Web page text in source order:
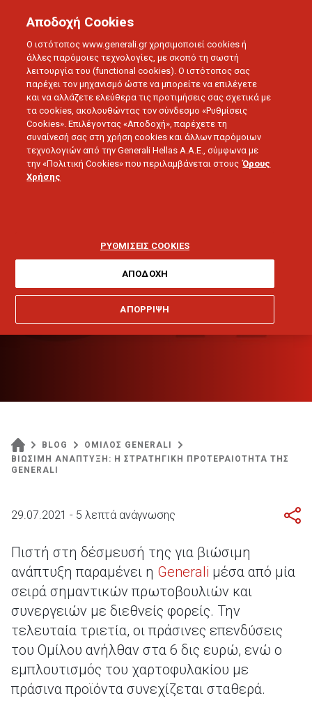
ΟΜΙΛΟΣ GENERALI
Βιώσιμη ανάπτυξη: Η
προτεραιότητα της
Generali
BLOG
ΟΜΙΛΟΣ GENERALI
ΒΙΩΣΙΜΗ ΑΝΑΠΤΥΞΗ: Η ΣΤΡΑΤΗΓΙΚΗ ΠΡΟΤΕΡΑΙΟΤΗΤΑ ΤΗΣ
GENERALI
29.07.2021 - 5 λεπτά ανάγνωσης
Πιστή στη δέσμευσή της για βιώσιμη
ανάπτυξη παραμένει η Generali μέσα από μία
σειρά σημαντικών πρωτοβουλιών και
συνεργειών με διεθνείς φορείς. Την
τελευταία τριετία, οι πράσινες επενδύσεις
του Ομίλου ανήλθαν στα 6 δις ευρώ, ενώ ο
εμπλουτισμός του χαρτοφυλακίου με
πράσινα προϊόντα συνεχίζεται σταθερά.
Αποδοχή Cookies
Ο ιστότοπος www.generali.gr χρησιμοποιεί cookies ή
άλλες παρόμοιες τεχνολογίες, με σκοπό τη σωστή
λειτουργία του (functional cookies). Ο ιστότοπος σας
παρέχει τον μηχανισμό ώστε να μπορείτε να επιλέγετε
και να αλλάζετε ελεύθερα τις προτιμήσεις σας σχετικά με
τα cookies, ακολουθώντας τον σύνδεσμο «Ρυθμίσεις
Cookies». Επιλέγοντας «Αποδοχή», παρέχετε τη
συναίνεσή σας στη χρήση cookies και άλλων παρόμοιων
τεχνολογιών από την Generali Hellas A.A.E., σύμφωνα με
την «Πολιτική Cookies» που περιλαμβάνεται στους Όρους
Χρήσης
ΡΥΘΜΙΣΕΙΣ COOKIES
ΑΠΟΡΡΙΨΗ
ΑΠΟΔΟΧΗ